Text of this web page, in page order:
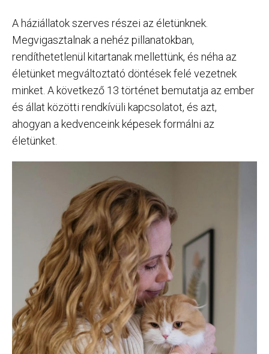
A háziállatok szerves részei az életünknek.
Megvigasztalnak a nehéz pillanatokban,
rendíthetetlenül kitartanak mellettünk, és néha az
életünket megváltoztató döntések felé vezetnek
minket. A következő 13 történet bemutatja az ember
és állat közötti rendkívüli kapcsolatot, és azt,
ahogyan a kedvenceink képesek formálni az
életünket.